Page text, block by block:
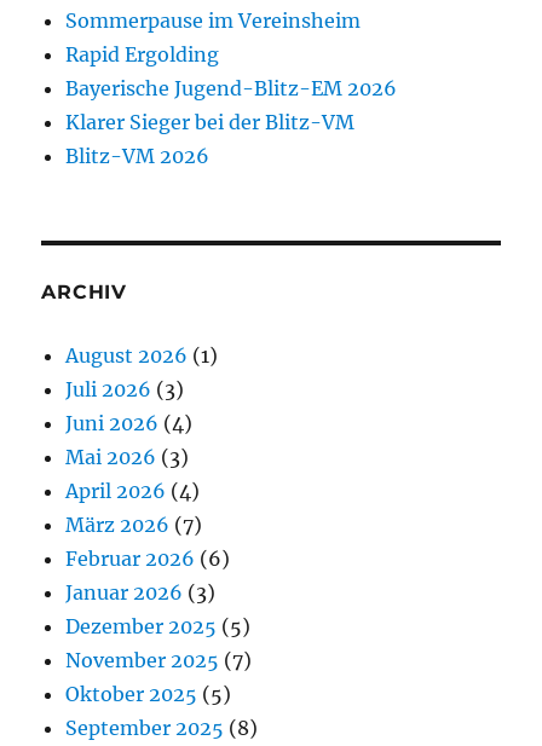
Sommerpause im Vereinsheim
Rapid Ergolding
Bayerische Jugend-Blitz-EM 2026
Klarer Sieger bei der Blitz-VM
Blitz-VM 2026
ARCHIV
August 2026 (1)
Juli 2026 (3)
Juni 2026 (4)
Mai 2026 (3)
April 2026 (4)
März 2026 (7)
Februar 2026 (6)
Januar 2026 (3)
Dezember 2025 (5)
November 2025 (7)
Oktober 2025 (5)
September 2025 (8)